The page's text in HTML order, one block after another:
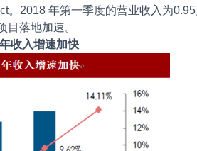
2018 年第一季度的营业收入为
目落地加速。
收入增速加快